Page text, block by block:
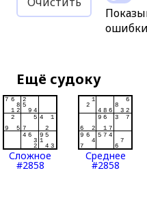
ошибки
Ещё судоку
Сложное
#2858
Среднее
#2858